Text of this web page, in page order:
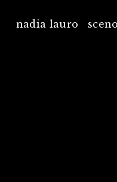
nadia lauro